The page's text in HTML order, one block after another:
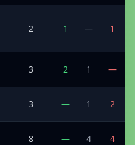
2 1 — 1
3 2 1 —
3 — 1 2
8 — 4 4